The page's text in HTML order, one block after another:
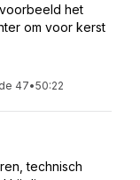
het
om voor kerst
47•50:22
technisch